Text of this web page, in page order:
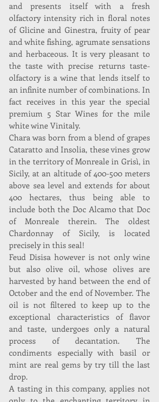
and presents itself with a fresh
olfactory intensity rich in floral notes
of Glicine and Ginestra, fruity of pear
and white fishing, agrumate sensations
and herbaceous. It is very pleasant to
the taste with precise returns taste-
olfactory is a wine that lends itself to
an infinite number of combinations. In
fact receives in this year the special
premium 5 Star Wines for the mile
white wine Vinitaly.
Chara was born from a blend of grapes
Cataratto and Insolia, these vines grow
in the territory of Monreale in Grisì, in
Sicily, at an altitude of 400-500 meters
above sea level and extends for about
400 hectares, thus being able to
include both the Doc Alcamo that Doc
of Monreale therein. The oldest
Chardonnay of Sicily, is located
precisely in this seal!
Feud Disisa however is not only wine
but also olive oil, whose olives are
harvested by hand between the end of
October and the end of November. The
oil is not filtered to keep up to the
exceptional characteristics of flavor
and taste, undergoes only a natural
process of decantation. The
condiments especially with basil or
mint are real gems by try till the last
drop.
A tasting in this company, applies not